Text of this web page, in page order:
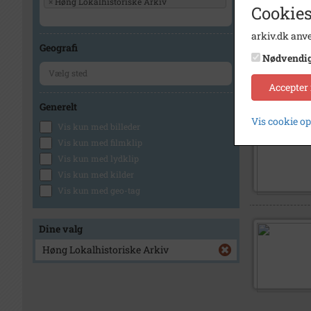
Geografi
Generelt
Vis kun med billeder
Vis kun med filmklip
Vis kun med lydklip
Vis kun med kilder
Vis kun med geo-tag
Dine valg
Høng Lokalhistoriske Arkiv
arkiv.dk
Vis cookie